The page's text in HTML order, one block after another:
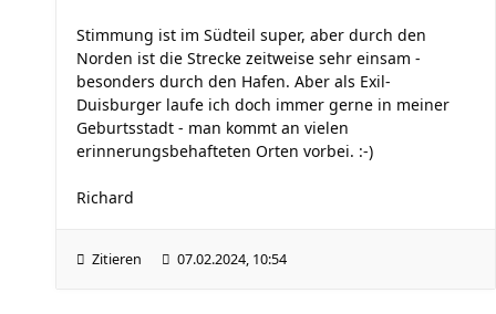
Stimmung ist im Südteil super, aber durch den
Norden ist die Strecke zeitweise sehr einsam -
besonders durch den Hafen. Aber als Exil-
Duisburger laufe ich doch immer gerne in meiner
Geburtsstadt - man kommt an vielen
erinnerungsbehafteten Orten vorbei. :-)
Richard
Zitieren 07.02.2024, 10:54